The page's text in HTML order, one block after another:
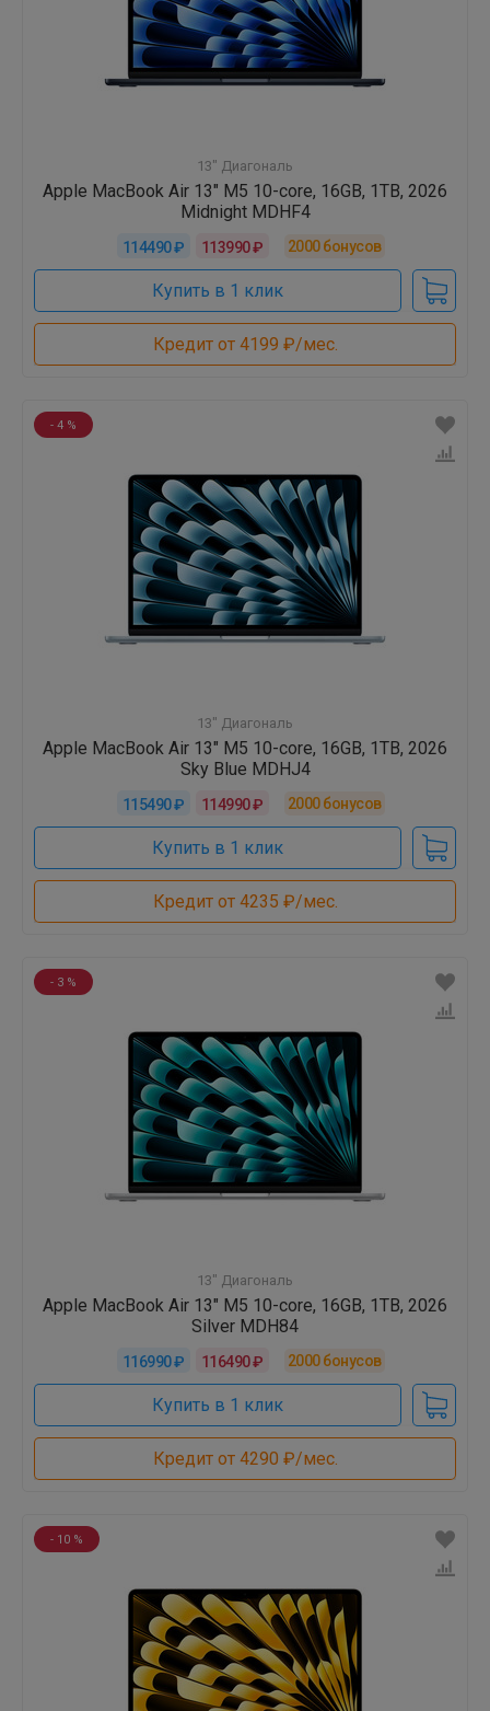
13" Диагональ
Apple MacBook Air 13" M5 10-core, 16GB, 1TB, 2026
Midnight MDHF4
114490 ₽ 113990 ₽ 2000бонусов
Купить в 1 клик
Кредит от 4199 ₽/мес.
- 4 %
13" Диагональ
Apple MacBook Air 13" M5 10-core, 16GB, 1TB, 2026
Sky Blue MDHJ4
115490 ₽ 114990 ₽ 2000бонусов
Купить в 1 клик
Кредит от 4235 ₽/мес.
- 3 %
13" Диагональ
Apple MacBook Air 13" M5 10-core, 16GB, 1TB, 2026
Silver MDH84
116990 ₽ 116490 ₽ 2000бонусов
Купить в 1 клик
Кредит от 4290 ₽/мес.
- 10 %